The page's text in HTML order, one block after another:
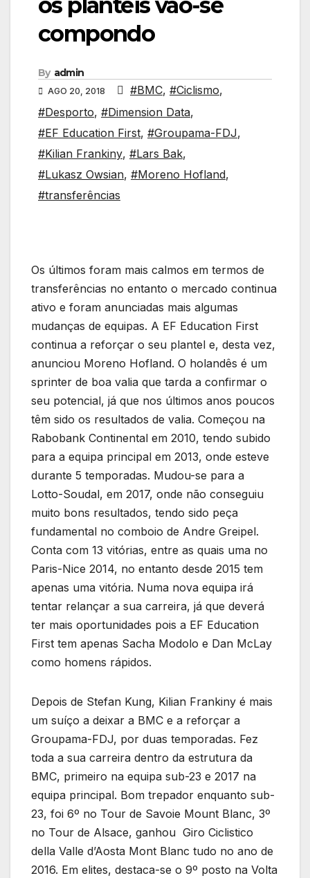
compondo
By admin
AGO 20, 2018 #BMC, #Ciclismo,
#Desporto, #Dimension Data,
#EF Education First, #Groupama-FDJ,
#Kilian Frankiny, #Lars Bak,
#Lukasz Owsian, #Moreno Hofland,
#transferências
Os últimos foram mais calmos em termos de
transferências no entanto o mercado continua
ativo e foram anunciadas mais algumas
mudanças de equipas. A EF Education First
continua a reforçar o seu plantel e, desta vez,
anunciou Moreno Hofland. O holandês é um
sprinter de boa valia que tarda a confirmar o
seu potencial, já que nos últimos anos poucos
têm sido os resultados de valia. Começou na
Rabobank Continental em 2010, tendo subido
para a equipa principal em 2013, onde esteve
durante 5 temporadas. Mudou-se para a
Lotto-Soudal, em 2017, onde não conseguiu
muito bons resultados, tendo sido peça
fundamental no comboio de Andre Greipel.
Conta com 13 vitórias, entre as quais uma no
Paris-Nice 2014, no entanto desde 2015 tem
apenas uma vitória. Numa nova equipa irá
tentar relançar a sua carreira, já que deverá
ter mais oportunidades pois a EF Education
First tem apenas Sacha Modolo e Dan McLay
como homens rápidos.
Depois de Stefan Kung, Kilian Frankiny é mais
um suíço a deixar a BMC e a reforçar a
Groupama-FDJ, por duas temporadas. Fez
toda a sua carreira dentro da estrutura da
BMC, primeiro na equipa sub-23 e 2017 na
equipa principal. Bom trepador enquanto sub-
23, foi 6º no Tour de Savoie Mount Blanc, 3º
no Tour de Alsace, ganhou Giro Ciclistico
della Valle d’Aosta Mont Blanc tudo no ano de
2016. Em elites, destaca-se o 9º posto na Volta